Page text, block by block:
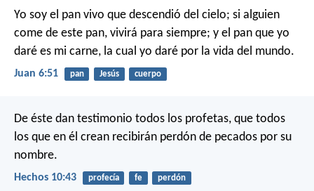
Yo soy el pan vivo que descendió del cielo; si alguien
come de este pan, vivirá para siempre; y el pan que yo
daré es mi carne, la cual yo daré por la vida del mundo.
Juan 6:51 pan Jesús cuerpo
De éste dan testimonio todos los profetas, que todos
los que en él crean recibirán perdón de pecados por su
nombre.
Hechos 10:43 profecía fe perdón